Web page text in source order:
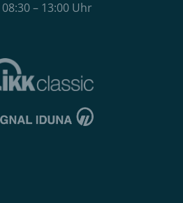
– 13:00 Uhr